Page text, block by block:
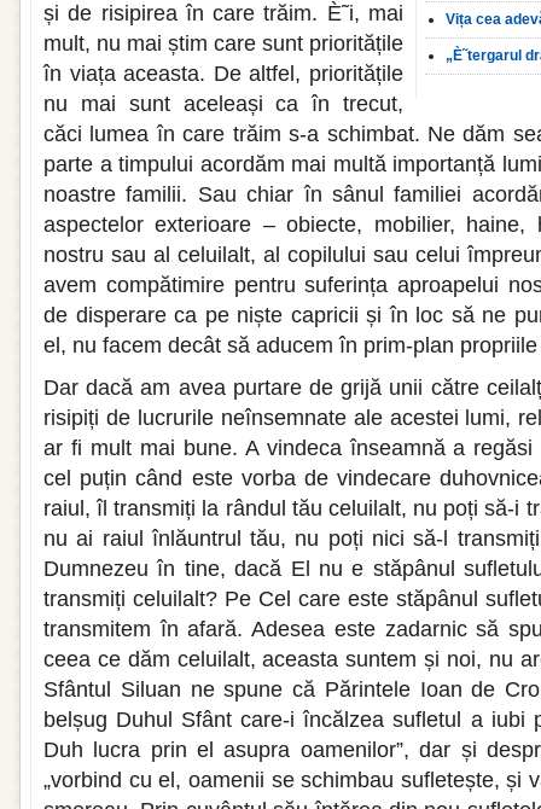
Vița cea
„È˜tergarul
și de risipirea în care trăim. È˜i, mai
mult, nu mai știm care sunt prioritățile
în viața aceasta. De altfel, prioritățile
nu mai sunt aceleași ca în trecut,
căci lumea în care trăim s-a schimbat. Ne dăm
parte a timpului acordăm mai multă importanță
noastre familii. Sau chiar în sânul familiei
aspectelor exterioare – obiecte, mobilier, haine,
nostru sau al celuilalt, al copilului sau celui
avem compătimire pentru suferința aproapelui
de disperare ca pe niște capricii și în loc să ne
el, nu facem decât să aducem în prim-plan
Dar dacă am avea purtare de grijă unii către
risipiți de lucrurile neînsemnate ale acestei lumi,
ar fi mult mai bune. A vindeca înseamnă a
cel puțin când este vorba de vindecare
raiul, îl transmiți la rândul tău celuilalt, nu poți să-i
nu ai raiul înlăuntrul tău, nu poți nici să-l
Dumnezeu în tine, dacă El nu e stăpânul
transmiți celuilalt? Pe Cel care este stăpânul
transmitem în afară. Adesea este zadarnic să
ceea ce dăm celuilalt, aceasta suntem și noi, nu
Sfântul Siluan ne spune că Părintele Ioan de
belșug Duhul Sfânt care-i încălzea sufletul a iubi
Duh lucra prin el asupra oamenilor”, dar și
„vorbind cu el, oamenii se schimbau sufletește, și